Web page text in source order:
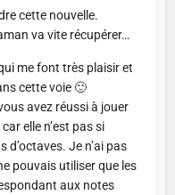
cette nouvelle.
va vite récupérer…
me font très plaisir et
cette voie 🙂
avez réussi à jouer
elle n’est pas si
d’octaves. Je n’ai pas
pouvais utiliser que les
aux notes